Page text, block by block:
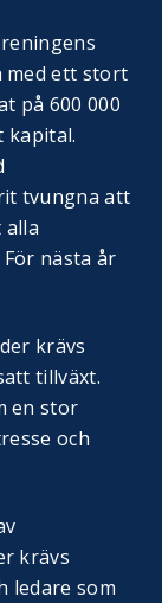
med ett stort
på 600 000
kapital.
tvungna att
alla
nästa år
krävs
tillväxt.
en stor
och
krävs
ledare som